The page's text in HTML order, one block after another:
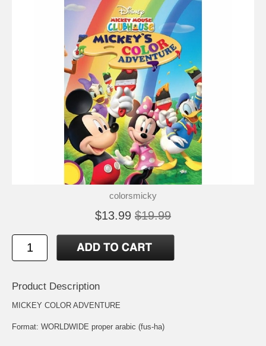
colorsmicky
$13.99 $19.99
Product Description
MICKEY COLOR ADVENTURE
Format: WORLDWIDE proper arabic (fus-ha)